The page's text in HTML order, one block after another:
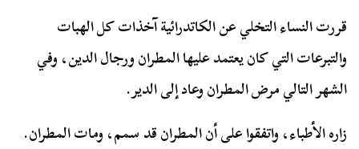
قررت النساء التخلي عن الكاتدرائية آخذات كل الهبات
والتبرعات التي كان يعتمد عليها المطران ورجال الدين، وفي
الشهر التالي مرض المطران وعاد إلى الدير.
زاره الأطباء، واتفقوا على أن المطران قد سمم، ومات المطران.